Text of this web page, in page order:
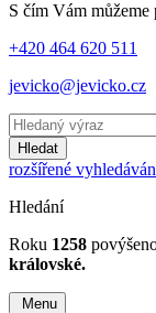
S čím Vám můžeme
+420 464 620 511
jevicko@jevicko.cz
Hledat
rozšířené
Hledání
Roku 1258
královské.
Menu